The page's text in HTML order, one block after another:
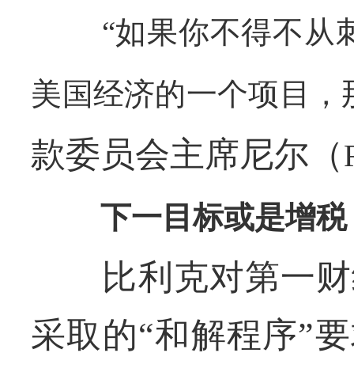
“如果你不得不从
美国经济的一个项目，
款委员会主席尼尔（
下一目标或是增税
比利克对第一财
采取的“和解程序”